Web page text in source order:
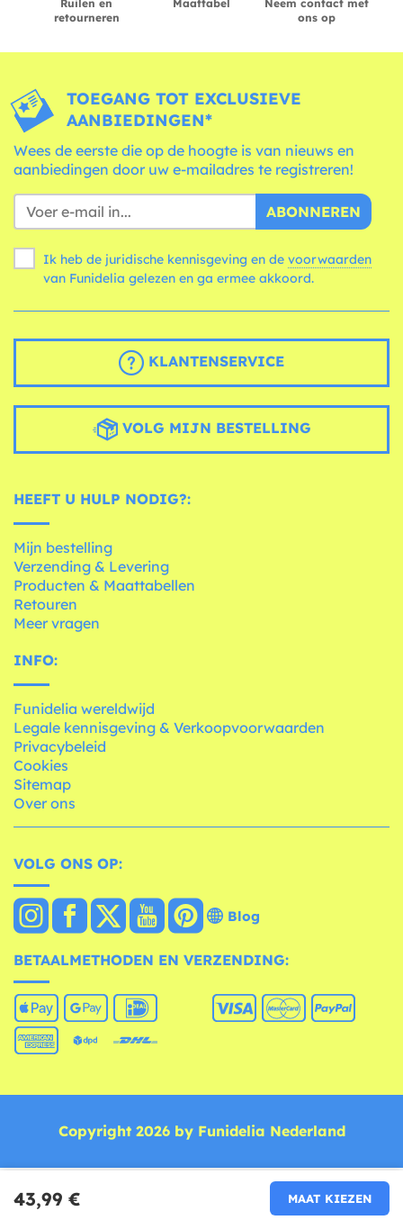
43,99 € MAAT KIEZEN
Ruilen en
retourneren
Maattabel
Neem contact met
ons op
TOEGANG TOT EXCLUSIEVE
AANBIEDINGEN*
Wees de eerste die op de hoogte is van nieuws en
aanbiedingen door uw e-mailadres te registreren!
ABONNEREN
Ik heb de juridische kennisgeving en de voorwaarden
van Funidelia gelezen en ga ermee akkoord.
KLANTENSERVICE
VOLG MIJN BESTELLING
HEEFT U HULP NODIG?:
Mijn bestelling
Verzending & Levering
Producten & Maattabellen
Retouren
Meer vragen
INFO:
Funidelia wereldwijd
Legale kennisgeving & Verkoopvoorwaarden
Privacybeleid
Cookies
Sitemap
Over ons
VOLG ONS OP:
Blog
BETAALMETHODEN EN VERZENDING:
Copyright 2026 by Funidelia Nederland